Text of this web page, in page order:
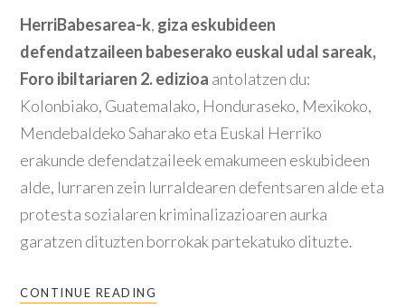
HerriBabesarea-k, giza eskubideen
defendatzaileen babeserako euskal udal sareak,
Foro ibiltariaren 2. edizioa antolatzen du:
Kolonbiako, Guatemalako, Honduraseko, Mexikoko,
Mendebaldeko Saharako eta Euskal Herriko
erakunde defendatzaileek emakumeen eskubideen
alde, lurraren zein lurraldearen defentsaren alde eta
protesta sozialaren kriminalizazioaren aurka
garatzen dituzten borrokak partekatuko dituzte.
CONTINUE READING